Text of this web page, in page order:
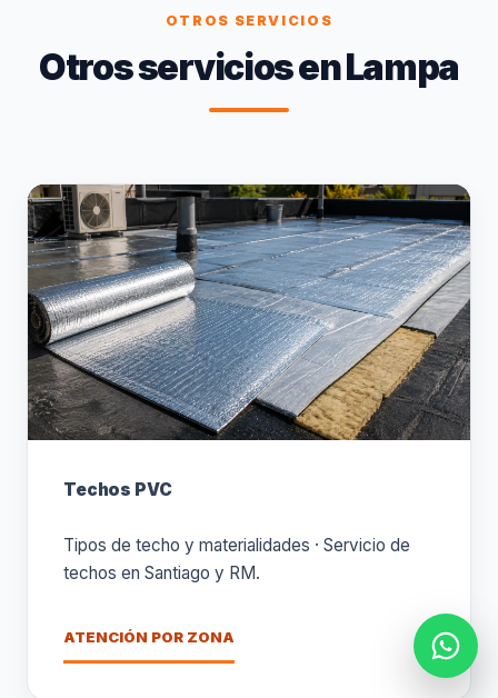
OTROS SERVICIOS
Otros servicios en Lampa
Techos PVC
Tipos de techo y materialidades · Servicio de
techos en Santiago y RM.
ATENCIÓN POR ZONA